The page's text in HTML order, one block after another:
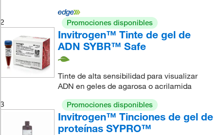
2 Promociones disponibles
Invitrogen™ Tinte de gel de
ADN SYBR™ Safe
Tinte de alta sensibilidad para visualizar
ADN en geles de agarosa o acrilamida
3
Promociones disponibles
Invitrogen™ Tinciones de gel de
proteínas SYPRO™